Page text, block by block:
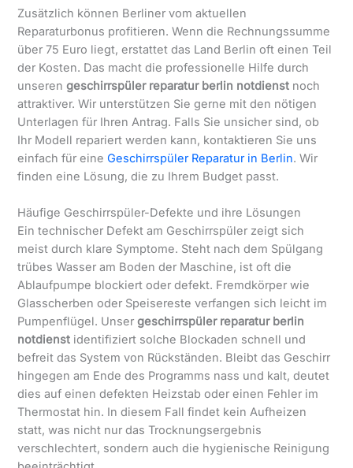
Zusätzlich können Berliner vom aktuellen
Reparaturbonus profitieren. Wenn die Rechnungssumme
über 75 Euro liegt, erstattet das Land Berlin oft einen Teil
der Kosten. Das macht die professionelle Hilfe durch
unserengeschirrspüler reparatur berlin notdienst noch
attraktiver. Wir unterstützen Sie gerne mit den nötigen
Unterlagen für Ihren Antrag. Falls Sie unsicher sind, ob
Ihr Modell repariert werden kann, kontaktieren Sie uns
einfach für eineGeschirrspüler Reparatur in Berlin. Wir
finden eine Lösung, die zu Ihrem Budget passt.
Häufige Geschirrspüler-Defekte und ihre Lösungen
Ein technischer Defekt am Geschirrspüler zeigt sich
meist durch klare Symptome. Steht nach dem Spülgang
trübes Wasser am Boden der Maschine, ist oft die
Ablaufpumpe blockiert oder defekt. Fremdkörper wie
Glasscherben oder Speisereste verfangen sich leicht im
Pumpenflügel. Unsergeschirrspüler reparatur berlin
notdienst identifiziert solche Blockaden schnell und
befreit das System von Rückständen. Bleibt das Geschirr
hingegen am Ende des Programms nass und kalt, deutet
dies auf einen defekten Heizstab oder einen Fehler im
Thermostat hin. In diesem Fall findet kein Aufheizen
statt, was nicht nur das Trocknungsergebnis
verschlechtert, sondern auch die hygienische Reinigung